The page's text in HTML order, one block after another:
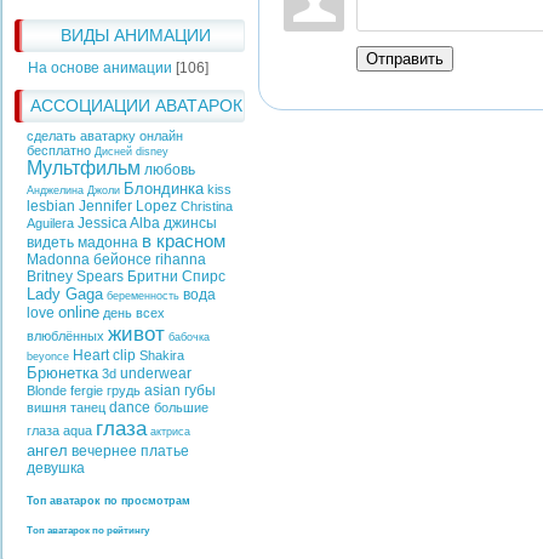
ВИДЫ АНИМАЦИИ
На основе анимации [106]
АССОЦИАЦИИ АВАТАРОК
сделать аватарку онлайн
бесплатно Дисней disney
Мультфильм любовь
Анджелина Джоли Блондинка kiss
lesbian Jennifer Lopez Christina
Aguilera Jessica Alba джинсы
видеть мадонна в красном
Madonna бейонсе rihanna
Britney Spears Бритни Спирс
Lady Gaga беременность вода
love online день всех
влюблённых живот бабочка
beyonce Heart clip Shakira
Брюнетка 3d underwear
Blonde fergie грудь asian губы
вишня танец dance большие
глаза aqua глаза актриса
ангел вечернее платье
девушка
Топ аватарок по просмотрам
Топ аватарок по рейтингу
Отправить